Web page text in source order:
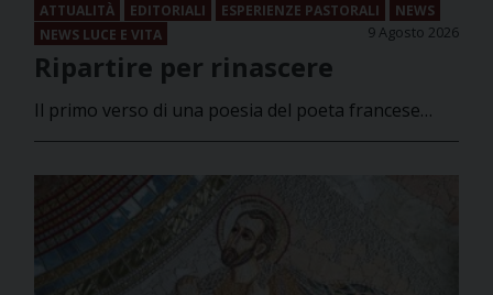
ATTUALITÀ EDITORIALI ESPERIENZE PASTORALI
NEWS
NEWS LUCE E VITA
9 Agosto 2026
Ripartire per rinascere
Il primo verso di una poesia del poeta francese…